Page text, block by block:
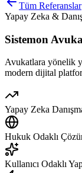
Tüm Referanslar
Yapay Zeka &
Sistemon
Avukatlara yönelik
modern dijital
Yapay Zeka
Hukuk Odaklı
Kullanıcı Odaklı